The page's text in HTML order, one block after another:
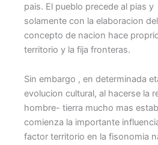
pais. El pueblo precede al pias y
solamente con la elaboracion del
concepto de nacion hace
territorio y la fija fronteras.
Sin embargo , en determinada
evolucion cultural, al hacerse la
hombre- tierra mucho mas
comienza la importante
factor territorio en la fisonomia